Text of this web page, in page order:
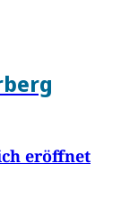
eröffnet